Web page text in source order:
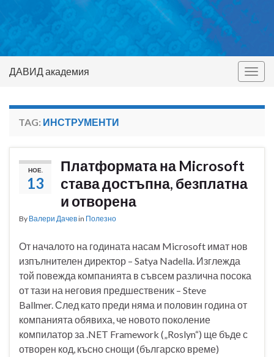
ДАВИД академия
TAG: ИНСТРУМЕНТИ
НОЕ.
13
Платформата на Microsoft
става достъпна, безплатна
и отворена
By Валери Дачевin Полезно
От началото на годината насам Microsoft имат нов
изпълнителен директор – Satya Nadella. Изглежда
той повежда компанията в съвсем различна посока
от тази на неговия предшественик – Steve
Ballmer. След като преди няма и половин година от
компанията обявиха, че новото поколение
компилатор за .NET Framework („Roslyn“) ще бъде с
отворен код, късно снощи (българско време)